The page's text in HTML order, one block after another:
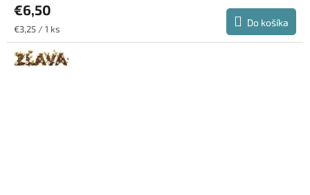
produktu
je
5,0
z
5
€6,50
Jednotková
cena:
€3,25 / 1 ks
Do košíka